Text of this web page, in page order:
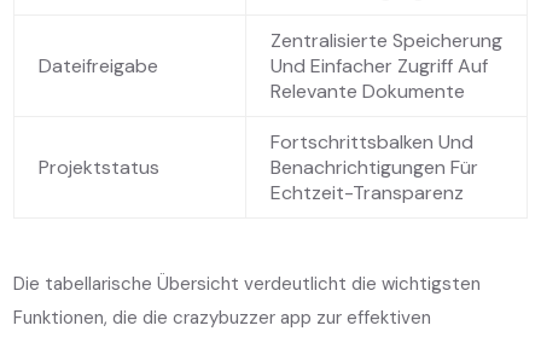
Dateifreigabe
Zentralisierte Speicherung
Und Einfacher Zugriff Auf
Relevante Dokumente
Projektstatus
Fortschrittsbalken Und
Benachrichtigungen Für
Echtzeit-Transparenz
Die tabellarische Übersicht verdeutlicht die wichtigsten
Funktionen, die die crazybuzzer app zur effektiven